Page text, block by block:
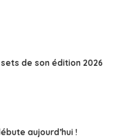
de son édition 2026
aujourd’hui !